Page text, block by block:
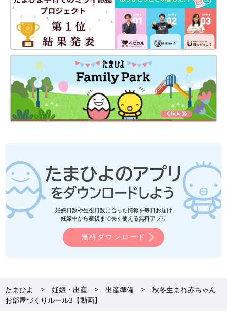
妊娠日数や生後日数に合った情報を毎日お届け
妊娠中から産後まで長く使える無料アプリ
無料ダウンロード
たまひよ 妊娠・出産 出産準備
秋冬生まれ赤ちゃん
お部屋づくりルール3【動画】